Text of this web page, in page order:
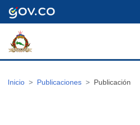
Inicio Publicaciones Publicación